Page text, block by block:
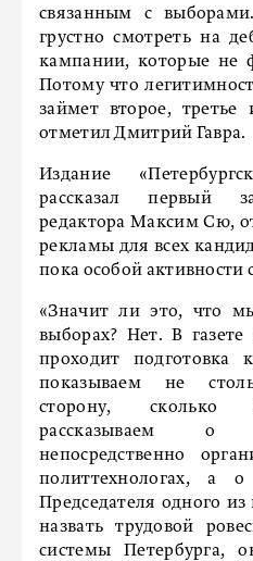
связанным с
грустно смотреть на
кампании, которые не
Потому что
займет второе, третье
отметил Дмитрий Гавра.
Издание
рассказал первый
редактора Максим Сю,
рекламы для всех
пока особой активности
«Значит ли это, что
выборах? Нет. В
проходит
показываем не
сторону, сколько
рассказываем о
непосредственно
политтехнологах, а
Председателя одного
назвать трудовой
системы Петербурга,